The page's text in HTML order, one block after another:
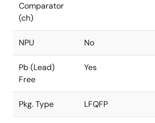
Comparator
(ch)
NPU No
Pb (Lead)
Free
Yes
Pkg. Type LFQFP